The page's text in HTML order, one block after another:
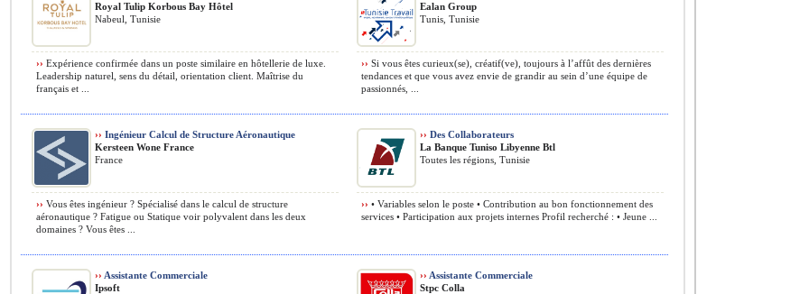
Royal Tulip Korbous Bay Hôtel
Nabeul, Tunisie
›› Expérience confirmée dans un poste similaire en hôtellerie de luxe.
Leadership naturel, sens du détail, orientation client. Maîtrise du
français et ...
Ealan Group
Tunis, Tunisie
›› Si vous êtes curieux(se), créatif(ve), toujours à l’affût des dernières
tendances et que vous avez envie de grandir au sein d’une équipe de
passionnés, ...
›› Ingénieur Calcul de Structure Aéronautique
Kersteen Wone France
France
›› Vous êtes ingénieur ? Spécialisé dans le calcul de structure
aéronautique ? Fatigue ou Statique voir polyvalent dans les deux
domaines ? Vous êtes ...
›› Des Collaborateurs
La Banque Tuniso Libyenne Btl
Toutes les régions, Tunisie
›› • Variables selon le poste • Contribution au bon fonctionnement des
services • Participation aux projets internes Profil recherché : • Jeune ...
›› Assistante Commerciale
Ipsoft
›› Assistante Commerciale
Stpc Colla